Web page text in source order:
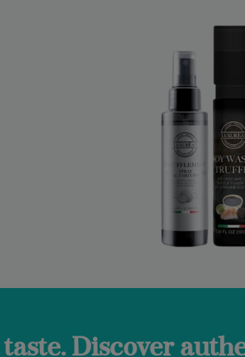
authentic